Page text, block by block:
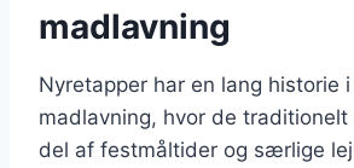
madlavning
Nyretapper har en lang historie
madlavning, hvor de
del af festmåltider og særlige